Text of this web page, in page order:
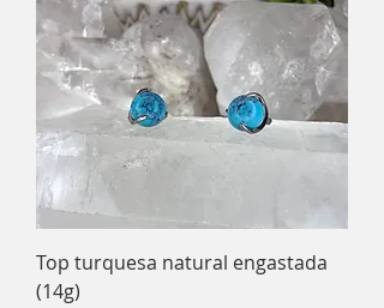
Top turquesa natural engastada
(14g)